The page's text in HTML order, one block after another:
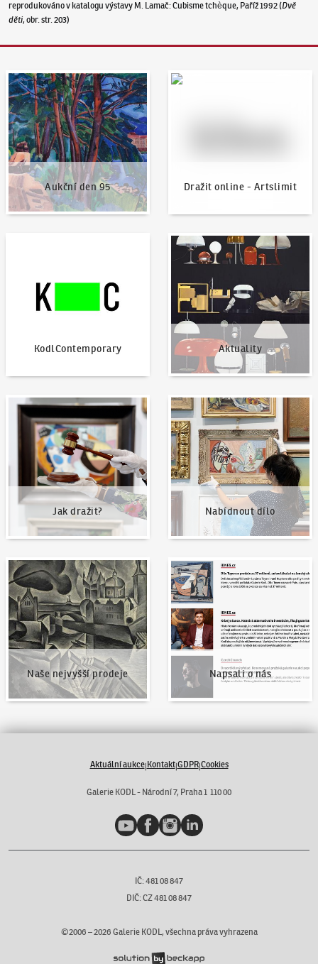
reprodukováno v katalogu výstavy M. Lamač: Cubisme tchèque, Paříž 1992 (Dvě
děti, obr. str. 203)
Aukční den 95
Aukční den 95
Dražit online - Artslimit
Dražit online - Artslimit
KodlContemporary Aktuality
Aktuality
Jak dražit?
Jak dražit?
Nabídnout dílo
Nabídnout dílo
Naše nejvyšší prodeje
Naše nejvyšší prodeje
Napsali o nás
Napsali o nás
Aktuální aukce|Kontakt|GDPR|Cookies
Galerie KODL - Národní 7, Praha 1 110 00
YouTubeFacebookInstagramLinkedIn
IČ: 481 08 847
DIČ: CZ 481 08 847
©2006 –2026 Galerie KODL, všechna práva vyhrazena